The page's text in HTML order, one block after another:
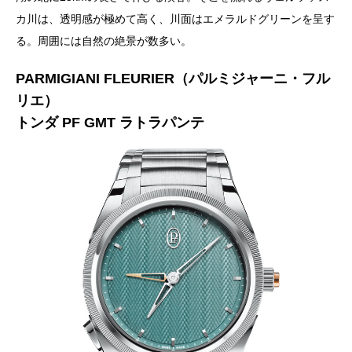
カ川は、透明感が極めて高く、川面はエメラルドグリーンを呈す
る。周囲には自然の絶景が数多い。
PARMIGIANI FLEURIER（パルミジャーニ・フル
リエ）
トンダ PF GMT ラトラパンテ